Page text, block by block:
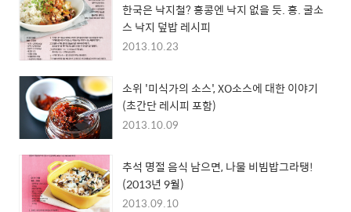
한국은 낙지철? 홍콩엔 낙지 없을 듯. 흥. 굴소
스 낙지 덮밥 레시피
2013.10.23
소위 '미식가의 소스', XO소스에 대한 이야기
(초간단 레시피 포함)
2013.10.09
추석 명절 음식 남으면, 나물 비빔밥그라탱!
(2013년 9월)
2013.09.10